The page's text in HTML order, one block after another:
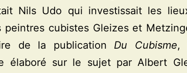
Nils Udo qui investissait les
peintres cubistes Gleizes et
de la publication Du Cubisme,
élaboré sur le sujet par Albert